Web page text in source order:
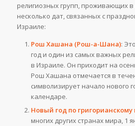
религиозных групп, проживающих в
несколько дат, связанных с
Израиле:
Рош Хашана (Рош-а-Шана):
год и один из самых важных
в Израиле. Он приходит на
Рош Хашана отмечается в
символизирует начало нового
календаре.
Новый год по
многих других странах мира, 1